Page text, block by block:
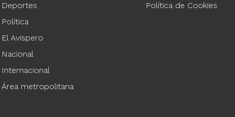
Deportes
Política
El Avispero
Nacional
Internacional
Área metropolitana
Política de Cookies